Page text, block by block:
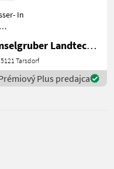
In
+
und Beste
Hersteller!)
Amselgruber Landtechnik GmbH
5121 Tarsdorf
Plus predajca